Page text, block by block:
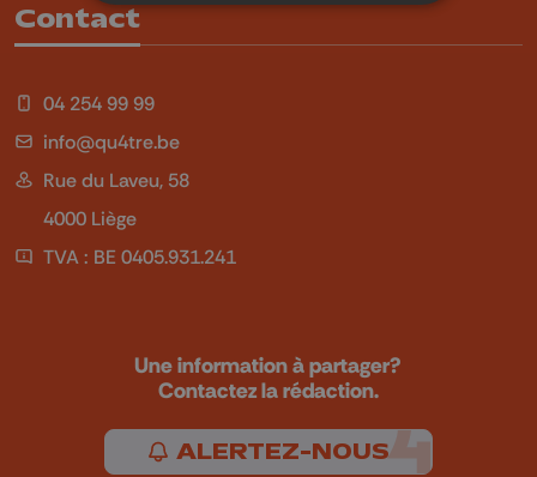
Contact
04 254 99 99
info@qu4tre.be
Rue du Laveu, 58
4000 Liège
TVA : BE 0405.931.241
Une information à partager?
Contactez la rédaction.
ALERTEZ-NOUS